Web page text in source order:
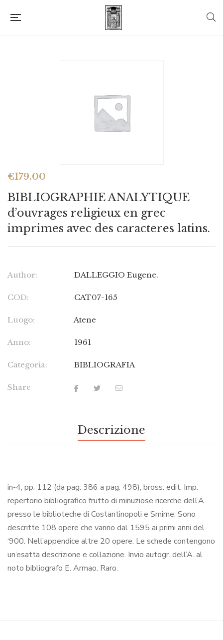
€179.00
BIBLIOGRAPHIE ANALYTIQUE
d’ouvrages religieux en grec
imprimes avec des caracteres latins.
Author: DALLEGGIO Eugene.
COD: CAT07-165
Luogo: Atene
Anno: 1961
Categoria: BIBLIOGRAFIA
Share
Descrizione
in-4, pp. 112 (da pag. 386 a pag. 498), bross. edit. Imp.
repertorio bibliografico frutto di minuziose ricerche dell’A.
presso le biblioteche di Costantinopoli e Smirne. Sono
descritte 108 opere che vanno dal 1595 ai primi anni del
‘900. Nell’appendice altre 20 opere. Le schede contengono
un’esatta descrizione e collazione. Invio autogr. dell’A. al
noto bibliografo E. Armao. Raro.